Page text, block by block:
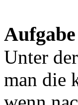
Unter
man die